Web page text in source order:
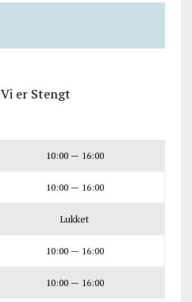
Vi er Stengt
10:00 — 16:00
10:00 — 16:00
Lukket
10:00 — 16:00
10:00 — 16:00